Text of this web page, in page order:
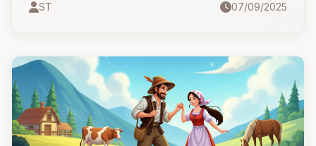
thoát hiểm, từ việc tìm lợn con, chỉ chỗ tiền
ST 07/09/2025